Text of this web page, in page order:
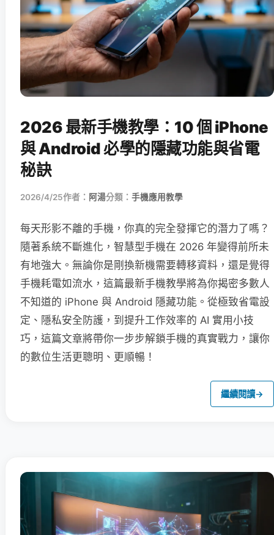
2026 最新手機教學：10 個 iPhone
與 Android 必學的隱藏功能與省電
秘訣
2026/4/25作者： 阿湯分類： 手機應用教學
每天形影不離的手機，你真的完全發揮它的潛力了嗎？
隨著系統不斷進化，智慧型手機在 2026 年變得前所未
有地強大。無論你是剛換新機需要轉移資料，還是覺得
手機耗電如流水，這篇最新手機教學將為你揭密多數人
不知道的 iPhone 與 Android 隱藏功能。從極致省電設
定、隱私安全防護，到提升工作效率的 AI 實用小技
巧，這篇文章將帶你一步步解鎖手機的真實戰力，讓你
的數位生活更聰明、更順暢！
繼續閱讀→